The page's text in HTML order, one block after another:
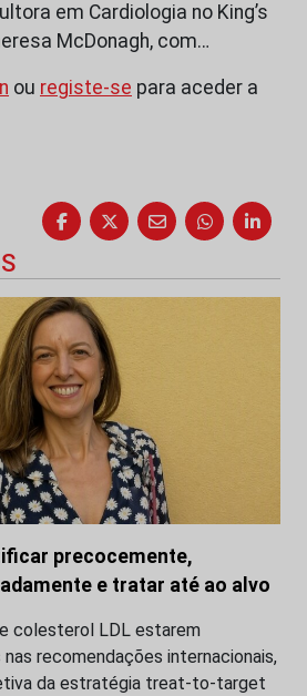
em Cardiologia no King’s
McDonagh, com…
ou registe-se para aceder a
precocemente,
e tratar até ao alvo
colesterol LDL estarem
recomendações internacionais,
da estratégia treat-to-target